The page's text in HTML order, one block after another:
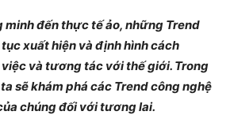
minh đến thực tế ảo, những Trend
xuất hiện và định hình cách
và tương tác với thế giới. Trong
sẽ khám phá các Trend công nghệ
chúng đối với tương lai.